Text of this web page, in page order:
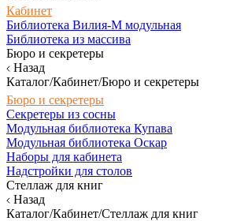
Кабинет
Библиотека Вилия-М модульная
Библиотека из массива
Бюро и секретеры
Назад
Каталог/Кабинет/Бюро и секретеры
Бюро и секретеры
Секретеры из сосны
Модульная библиотека Купава
Модульная библиотека Оскар
Наборы для кабинета
Надстройки для столов
Стеллаж для книг
Назад
Каталог/Кабинет/Стеллаж для книг